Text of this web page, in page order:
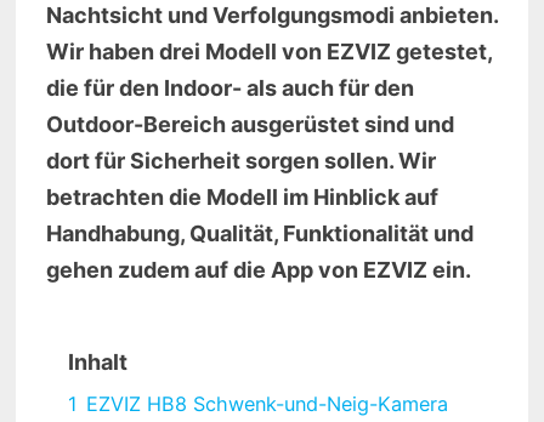
Nachtsicht und Verfolgungsmodi anbieten.
Wir haben drei Modell von EZVIZ getestet,
die für den Indoor- als auch für den
Outdoor-Bereich ausgerüstet sind und
dort für Sicherheit sorgen sollen. Wir
betrachten die Modell im Hinblick auf
Handhabung, Qualität, Funktionalität und
gehen zudem auf die App von EZVIZ ein.
Inhalt
1 EZVIZ HB8 Schwenk-und-Neig-Kamera